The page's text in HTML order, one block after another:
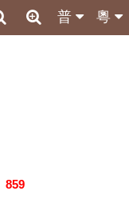
粵
普
859